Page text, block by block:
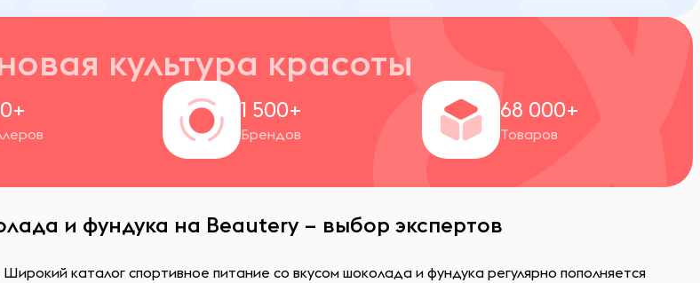
культура красоты
1 500+
Брендов
68 000+
Товаров
и фундука на Beautery – выбор экспертов
каталог спортивное питание со вкусом шоколада и фундука регулярно пополняется